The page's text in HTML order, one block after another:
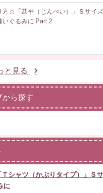
方☆「甚平（じんべい）」Ｓサイ
いぐるみに Part 2
と見る
から探す
シャツ（かぶりタイプ）」Ｓ
に